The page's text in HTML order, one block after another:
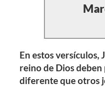
En estos versículos,
reino de Dios
diferente que otros